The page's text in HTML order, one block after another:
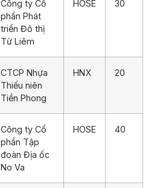
Công ty Cổ
phần Phát
triển Đô thị
Từ Liêm
HOSE 30
CTCP Nhựa
Thiếu niên
Tiền Phong
HNX 20
Công ty Cổ
phần Tập
đoàn Địa ốc
No Va
HOSE 40